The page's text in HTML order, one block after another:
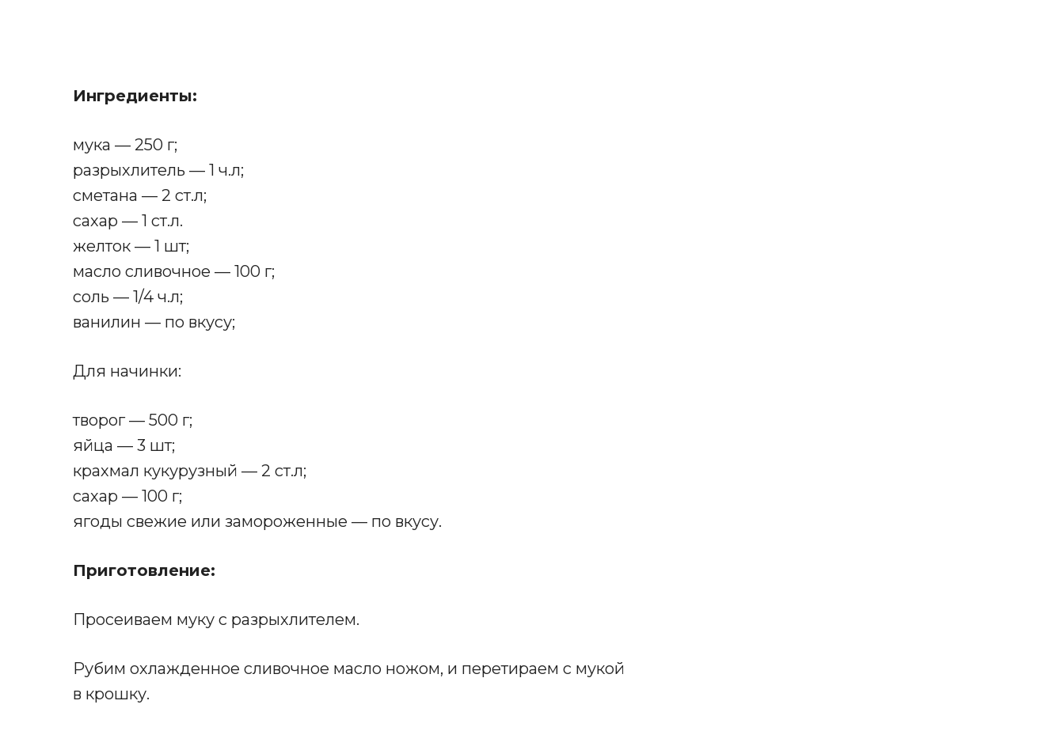
Ингредиенты:
мука — 250 г;
разрыхлитель — 1 ч.л;
сметана — 2 ст.л;
сахар — 1 ст.л.
желток — 1 шт;
масло сливочное — 100 г;
соль — 1/4 ч.л;
ванилин — по вкусу;
Для начинки:
творог — 500 г;
яйца — 3 шт;
крахмал кукурузный — 2 ст.л;
сахар — 100 г;
ягоды свежие или замороженные — по вкусу.
Приготовление:
Просеиваем муку с разрыхлителем.
Рубим охлажденное сливочное масло ножом, и перетираем с мукой
в крошку.